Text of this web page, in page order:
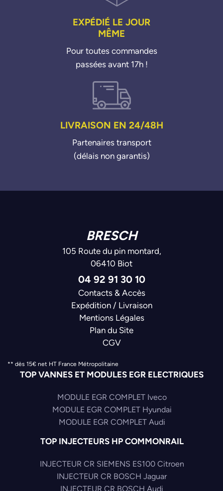
701421000
72190311
00000382KE
EXPÉDIÉ LE JOUR
MÊME
Pour toutes commandes
passées avant 17h !
LIVRAISON EN 24/48H
Partenaires transport
(délais non garantis)
BRESCH
105 Route du pin montard,
06410 Biot
04 92 91 30 10
Contacts & Accès
Expédition / Livraison
Mentions Légales
Plan du Site
CGV
** dès 15€ net HT France Métropolitaine
TOP VANNES ET MODULES EGR ELECTRIQUES
MODULE EGR COMPLET Iveco
MODULE EGR COMPLET Hyundai
MODULE EGR COMPLET Audi
TOP INJECTEURS HP COMMONRAIL
INJECTEUR CR SIEMENS ES100 Citroen
INJECTEUR CR BOSCH Jaguar
INJECTEUR CR BOSCH Audi